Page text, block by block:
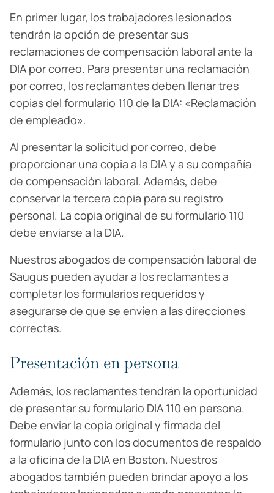
En primer lugar, los trabajadores lesionados
tendrán la opción de presentar sus
reclamaciones de compensación laboral ante la
DIA por correo. Para presentar una reclamación
por correo, los reclamantes deben llenar tres
copias del formulario 110 de la DIA: «Reclamación
de empleado».
Al presentar la solicitud por correo, debe
proporcionar una copia a la DIA y a su compañía
de compensación laboral. Además, debe
conservar la tercera copia para su registro
personal. La copia original de su formulario 110
debe enviarse a la DIA.
Nuestros abogados de compensación laboral de
Saugus pueden ayudar a los reclamantes a
completar los formularios requeridos y
asegurarse de que se envíen a las direcciones
correctas.
Presentación en persona
Además, los reclamantes tendrán la oportunidad
de presentar su formulario DIA 110 en persona.
Debe enviar la copia original y firmada del
formulario junto con los documentos de respaldo
a la oficina de la DIA en Boston. Nuestros
abogados también pueden brindar apoyo a los